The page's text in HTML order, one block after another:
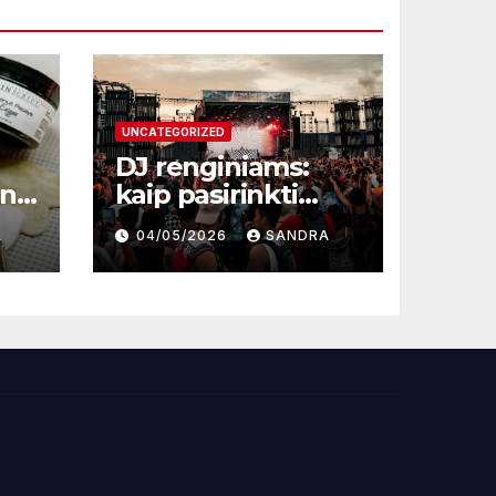
UNCATEGORIZED
DJ renginiams:
kaip pasirinkti
profesionalą ir
sukurti
nepamirštamą
04/05/2026 SANDRA